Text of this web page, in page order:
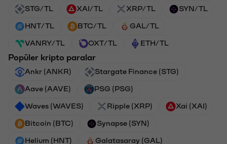
STG/TL XAI/TL XRP/TL SYN/TL
HNT/TL BTC/TL GAL/TL
VANRY/TL OXT/TL ETH/TL
Popüler kripto paralar
Ankr (ANKR) Stargate Finance (STG)
Aave (AAVE) PSG (PSG)
Waves (WAVES) Ripple (XRP) Xai (XAI)
Bitcoin (BTC) Synapse (SYN)
Helium (HNT) Galatasaray (GAL)